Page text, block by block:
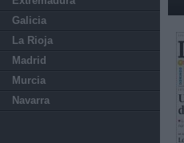
Galicia
La Rioja
Madrid
Murcia
Navarra